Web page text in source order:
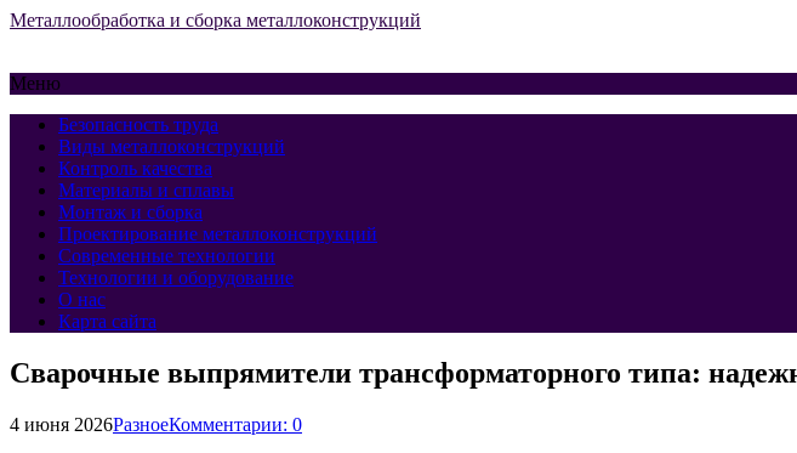
Металлообработка и сборка металлоконструкций
Меню
Безопасность труда
Виды металлоконструкций
Контроль качества
Материалы и сплавы
Монтаж и сборка
Проектирование металлоконструкций
Современные технологии
Технологии и оборудование
О нас
Карта сайта
Сварочные выпрямители трансформаторного типа:
4 июня 2026РазноеКомментарии: 0